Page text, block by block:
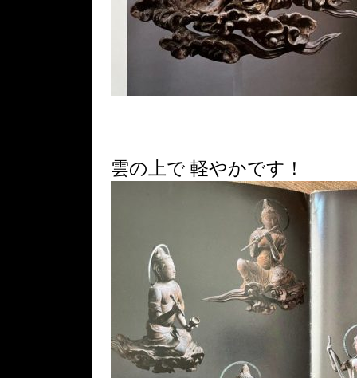
雲の上で 軽やかです！